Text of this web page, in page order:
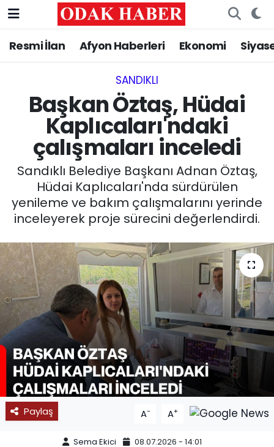
Resmi İlan Afyon Haberleri Ekonomi
SANDIKLI‎
Başkan Öztaş, Hüdai
Kaplıcaları'ndaki
çalışmaları inceledi
Sandıklı Belediye Başkanı Adnan Öztaş,
Hüdai Kaplıcaları'nda sürdürülen
yenileme ve bakım çalışmalarını yerinde
inceleyerek proje sürecini değerlendirdi.
Paylaş A- A+
Sema Ekici 08.07.2026 - 14:01
AFYONKARAHİSAR HABERLERİ
ASAYİŞ
GÜNCEL
SİYASET
EĞİTİM
SAĞLIK
SPOR
11:11 MANŞET
Nöbetçi Eczaneler
Trafik Durumu
Süper Lig Puan Durumu ve Fikstür
Tüm Manşetler
Son Dakika Haberleri